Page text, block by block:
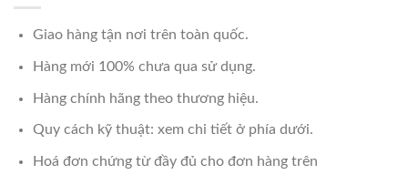
Giao hàng tận nơi trên toàn quốc.
Hàng mới 100% chưa qua sử dụng.
Hàng chính hãng theo thương hiệu.
Quy cách kỹ thuật: xem chi tiết ở phía dưới.
Hoá đơn chứng từ đầy đủ cho đơn hàng trên